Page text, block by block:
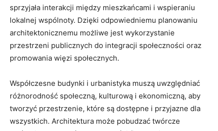
‌sprzyjała interakcji między mieszkańcami i ⁤wspieraniu ​
lokalnej wspólnoty. Dzięki odpowiedniemu planowaniu
architektonicznemu możliwe jest wykorzystanie
przestrzeni publicznych‍ do ⁤integracji społeczności oraz
promowania więzi ⁣społecznych.
Współczesne budynki i‍ urbanistyka muszą uwzględniać
różnorodność⁣ społeczną,‌ kulturową ⁤i ekonomiczną, aby
tworzyć przestrzenie, które są ⁤dostępne i przyjazne ‍dla
wszystkich. Architektura ‌może pobudzać‍ twórcze‍